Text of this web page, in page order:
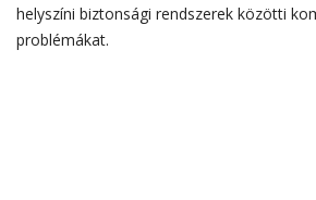
helyszíni biztonsági rendszerek közötti
problémákat.